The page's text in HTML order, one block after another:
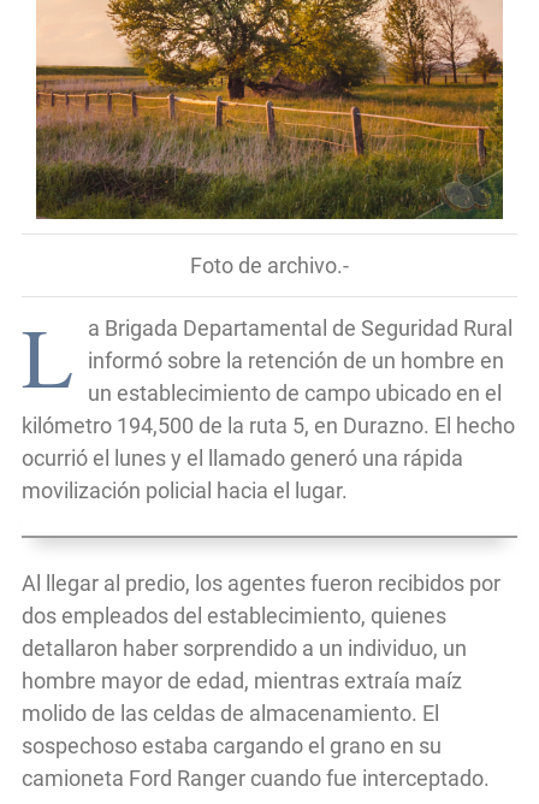
Foto de archivo.-
L
a Brigada Departamental de Seguridad Rural
informó sobre la retención de un hombre en
un establecimiento de campo ubicado en el
kilómetro 194,500 de la ruta 5, en Durazno. El hecho
ocurrió el lunes y el llamado generó una rápida
movilización policial hacia el lugar.
Al llegar al predio, los agentes fueron recibidos por
dos empleados del establecimiento, quienes
detallaron haber sorprendido a un individuo, un
hombre mayor de edad, mientras extraía maíz
molido de las celdas de almacenamiento. El
sospechoso estaba cargando el grano en su
camioneta Ford Ranger cuando fue interceptado.